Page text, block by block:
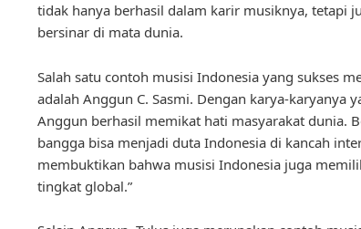
tidak hanya berhasil dalam karir musiknya, tetapi
bersinar di mata dunia.
Salah satu contoh musisi Indonesia yang sukses
adalah Anggun C. Sasmi. Dengan karya-karyanya
Anggun berhasil memikat hati masyarakat dunia.
bangga bisa menjadi duta Indonesia di kancah
membuktikan bahwa musisi Indonesia juga
tingkat global.”